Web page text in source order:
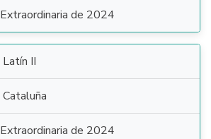
Extraordinaria de 2024
Latín II
Cataluña
Extraordinaria de 2024